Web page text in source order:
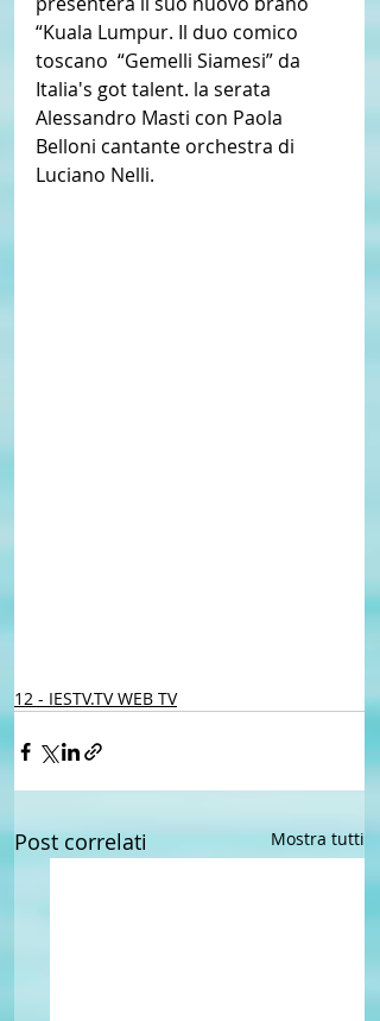
“Kuala Lumpur. Il duo comico
toscano  “Gemelli Siamesi” da
Italia's got talent. la serata
Alessandro Masti con Paola
Belloni cantante orchestra di
Luciano Nelli.
12 - IESTV.TV WEB TV
Post correlati Mostra tutti